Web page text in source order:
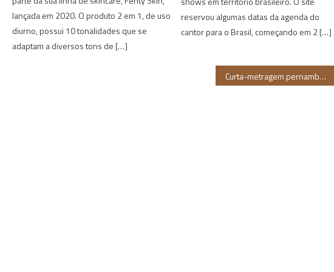
lançada em 2020. O produto 2 em 1, de uso
diurno, possui 10 tonalidades que se
adaptam a diversos tons de […]
reservou algumas datas da agenda do
cantor para o Brasil, começando em 2 […]
Curta-metragem pernambucano será exibido no Festival do Rio